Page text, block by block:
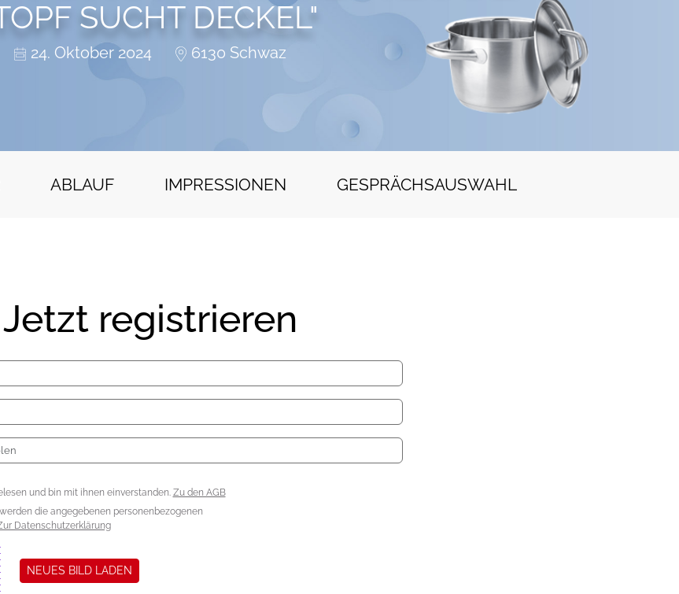
SUCHT DECKEL"
24. Oktober 2024 6130 Schwaz
ABLAUF IMPRESSIONEN GESPRÄCHSAUSWAHL
Jetzt registrieren
und bin mit ihnen einverstanden. Zu den AGB
die angegebenen personenbezogenen
Datenschutzerklärung
NEUES BILD LADEN